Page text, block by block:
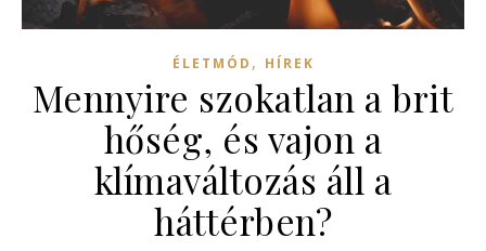
ÉLETMÓD , HÍREK
Mennyire szokatlan a brit
hőség, és vajon a
klímaváltozás áll a
háttérben?